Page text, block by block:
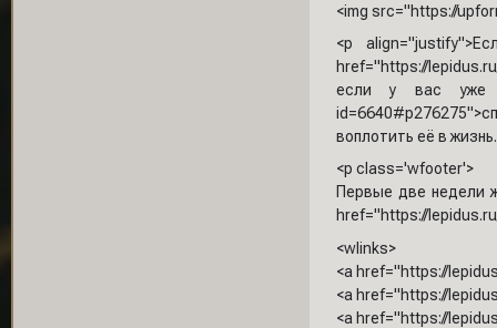
<img src="https://
<p
href="https://
если у вас уже
воплотить её в
<p class='wfooter'>
Первые две недели
href="https://
<wlinks>
<a href="https://
<a href="https://
<a href="https://